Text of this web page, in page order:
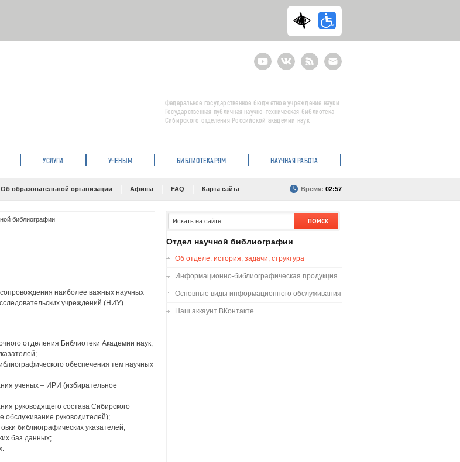
YoutubeВКонтактеRSS
E-
mail
подписка
Федеральное государственное бюджетное учреждение науки
Государственная публичная научно-техническая библиотека
Сибирского отделения Российской академии наук
УСЛУГИ УЧЕНЫМ БИБЛИОТЕКАРЯМ НАУЧНАЯ РАБОТА
Об образовательной организации Афиша FAQ Карта сайта Время: 02:57
библиографии
наиболее важных научных
учреждений (НИУ)
отделения Библиотеки Академии наук;
обеспечения тем научных
ученых – ИРИ (избирательное
руководящего состава Сибирского
руководителей);
библиографических указателей;
баз данных;
Отдел научной библиографии
Об отделе: история, задачи, структура
Информационно-библиографическая продукция
Основные виды информационного обслуживания
Наш аккаунт ВКонтакте